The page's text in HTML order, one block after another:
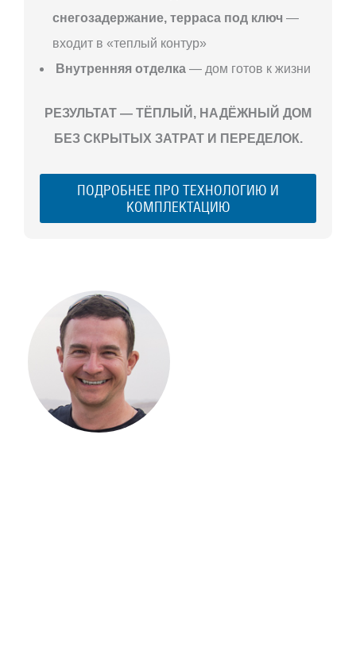
снегозадержание, терраса под ключ —
входит в «теплый контур»
Внутренняя отделка — дом готов к жизни
РЕЗУЛЬТАТ — ТЁПЛЫЙ, НАДЁЖНЫЙ ДОМ
БЕЗ СКРЫТЫХ ЗАТРАТ И ПЕРЕДЕЛОК.
ПОДРОБНЕЕ ПРО ТЕХНОЛОГИЮ И
КОМПЛЕКТАЦИЮ